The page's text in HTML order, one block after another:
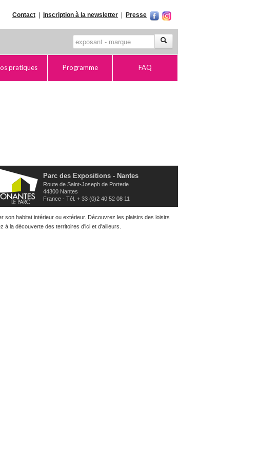
Contact Inscription à la newsletter Presse
pratiques Programme FAQ
Parc des Expositions - Nantes
Route de Saint-Joseph de Porterie
44300 Nantes
France - Tél. + 33 (0)2 40 52 08 11
habitat intérieur ou extérieur. Découvrez les plaisirs des loisirs
la découverte des territoires d'ici et d'ailleurs.